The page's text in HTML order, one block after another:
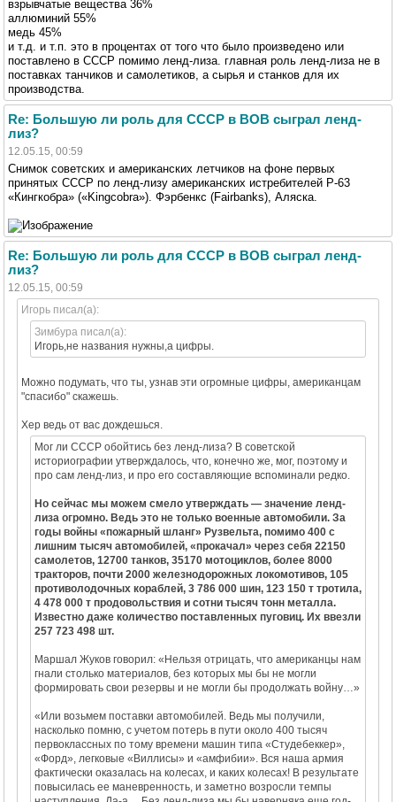
взрывчатые вещества 36%
аллюминий 55%
медь 45%
и т.д. и т.п. это в процентах от того что было произведено или
поставлено в СССР помимо ленд-лиза. главная роль ленд-лиза не в
поставках танчиков и самолетиков, а сырья и станков для их
производства.
Re: Большую ли роль для СССР в ВОВ сыграл ленд-
лиз?
12.05.15, 00:59
Снимок советских и американских летчиков на фоне первых
принятых СССР по ленд-лизу американских истребителей P-63
«Кингкобра» («Kingcobra»). Фэрбенкс (Fairbanks), Аляска.
Re: Большую ли роль для СССР в ВОВ сыграл ленд-
лиз?
12.05.15, 00:59
Игорь писал(а):
Зимбура писал(а):
Игорь,не названия нужны,а цифры.
Можно подумать, что ты, узнав эти огромные цифры, американцам
"спасибо" скажешь.
Хер ведь от вас дождешься.
Мог ли СССР обойтись без ленд-лиза? В советской
историографии утверждалось, что, конечно же, мог, поэтому и
про сам ленд-лиз, и про его составляющие вспоминали редко.
Но сейчас мы можем смело утверждать — значение ленд-
лиза огромно. Ведь это не только военные автомобили. За
годы войны «пожарный шланг» Рузвельта, помимо 400 с
лишним тысяч автомобилей, «прокачал» через себя 22150
самолетов, 12700 танков, 35170 мотоциклов, более 8000
тракторов, почти 2000 железнодорожных локомотивов, 105
противолодочных кораблей, 3 786 000 шин, 123 150 т тротила,
4 478 000 т продовольствия и сотни тысяч тонн металла.
Известно даже количество поставленных пуговиц. Их ввезли
257 723 498 шт.
Маршал Жуков говорил: «Нельзя отрицать, что американцы нам
гнали столько материалов, без которых мы бы не могли
формировать свои резервы и не могли бы продолжать войну…»
«Или возьмем поставки автомобилей. Ведь мы получили,
насколько помню, с учетом потерь в пути около 400 тысяч
первоклассных по тому времени машин типа «Студебеккер»,
«Форд», легковые «Виллисы» и «амфибии». Вся наша армия
фактически оказалась на колесах, и каких колесах! В результате
повысилась ее маневренность, и заметно возросли темпы